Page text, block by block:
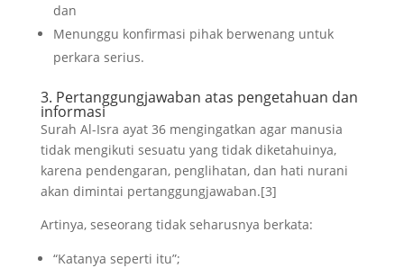
dan
Menunggu konfirmasi pihak berwenang untuk
perkara serius.
3. Pertanggungjawaban atas pengetahuan dan
informasi
Surah Al-Isra ayat 36 mengingatkan agar manusia
tidak mengikuti sesuatu yang tidak diketahuinya,
karena pendengaran, penglihatan, dan hati nurani
akan dimintai pertanggungjawaban.[3]
Artinya, seseorang tidak seharusnya berkata:
“Katanya seperti itu”;